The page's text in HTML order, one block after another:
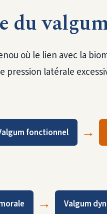
du
où le lien avec la
latérale
fonctionnel →
→ Valgum